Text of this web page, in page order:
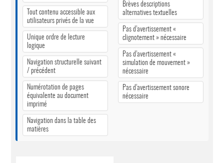
Tout contenu accessible aux
utilisateurs privés de la vue
Unique ordre de lecture
logique
Navigation structurelle suivant
/ précédent
Numérotation de pages
équivalente au document
imprimé
Navigation dans la table des
matières
Brèves descriptions
alternatives textuelles
Pas d’avertissement «
clignotement » nécessaire
Pas d’avertissement «
simulation de mouvement »
nécessaire
Pas d’avertissement sonore
nécessaire